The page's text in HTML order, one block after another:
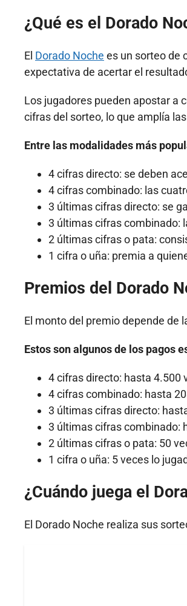
¿Qué es el Dorado
El Dorado Noche es un sorteo de
expectativa de acertar el
Los jugadores pueden apostar a
cifras del sorteo, lo que amplía
Entre las modalidades más
4 cifras directo: se deben
4 cifras combinado: las
3 últimas cifras directo: se
3 últimas cifras combinado:
2 últimas cifras o pata:
1 cifra o uña: premia a
Premios del Dorado
El monto del premio depende de
Estos son algunos de los pagos
4 cifras directo: hasta 4.500
4 cifras combinado: hasta
3 últimas cifras directo:
3 últimas cifras combinado:
2 últimas cifras o pata: 50
1 cifra o uña: 5 veces lo
¿Cuándo juega el
El Dorado Noche realiza sus